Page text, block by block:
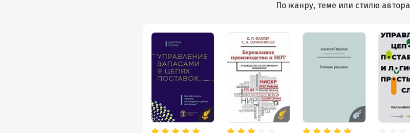
По жанру, теме или стилю автора